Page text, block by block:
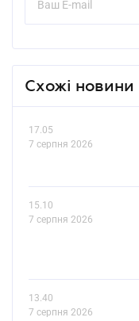
Схожі новини
17.05
7 серпня 2026
15.10
7 серпня 2026
13.40
7 серпня 2026